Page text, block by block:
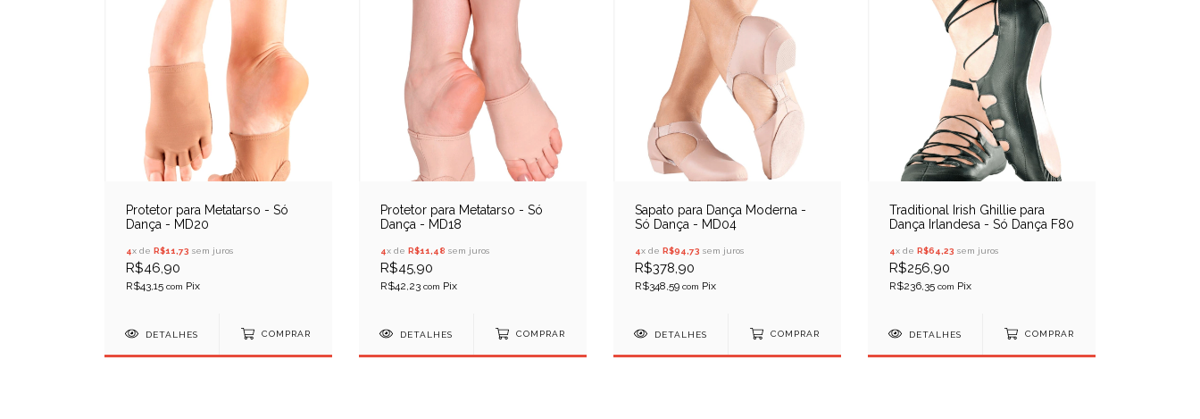
Protetor para Metatarso - Só
Dança - MD20
4x de R$11,73 sem juros
R$46,90
R$43,15 com
DETALHES COMPRAR
Protetor para Metatarso - Só
Dança - MD18
4x de R$11,48 sem juros
R$45,90
R$42,23 com
DETALHES COMPRAR
Sapato para Dança Moderna -
Só Dança - MD04
4x de R$94,73 sem juros
R$378,90
R$348,59 com
DETALHES COMPRAR
Traditional Irish Ghillie para
Dança Irlandesa - Só Dança F80
4x de R$64,23 sem juros
R$256,90
R$236,35 com
DETALHES COMPRAR